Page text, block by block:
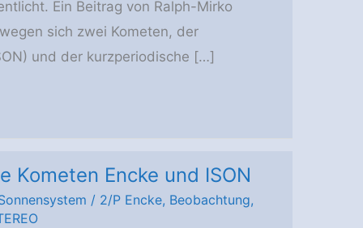
Ein Beitrag von Ralph-Mirko
sich zwei Kometen, der
und der kurzperiodische […]
Encke und ISON
/ 2/P Encke, Beobachtung,